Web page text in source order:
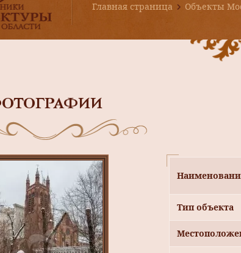
Главная страница Объекты
Тип объекта